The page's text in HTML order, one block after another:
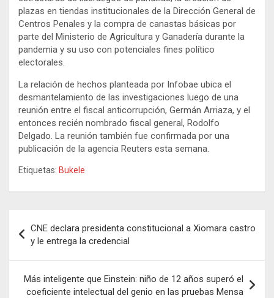
plazas en tiendas institucionales de la Dirección General de
Centros Penales y la compra de canastas básicas por
parte del Ministerio de Agricultura y Ganadería durante la
pandemia y su uso con potenciales fines político
electorales.
La relación de hechos planteada por Infobae ubica el
desmantelamiento de las investigaciones luego de una
reunión entre el fiscal anticorrupción, Germán Arriaza, y el
entonces recién nombrado fiscal general, Rodolfo
Delgado. La reunión también fue confirmada por una
publicación de la agencia Reuters esta semana.
Etiquetas: Bukele
de
entradas
CNE declara presidenta constitucional a Xiomara castro
y le entrega la credencial
Más inteligente que Einstein: niño de 12 años superó el
coeficiente intelectual del genio en las pruebas Mensa